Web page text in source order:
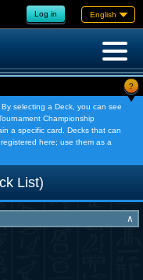
Log in English
?
selecting a Deck, you can see
Championship
a specific card. Decks that can
here; use them as a
List)
∧